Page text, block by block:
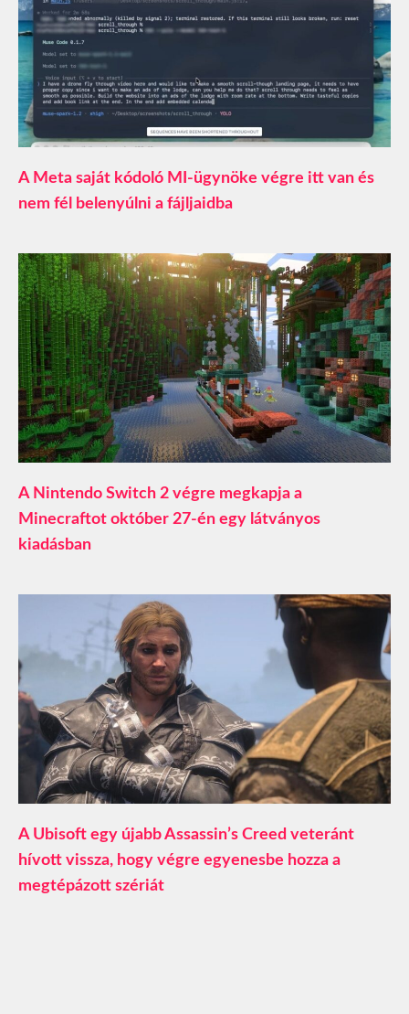
A Meta saját kódoló MI-ügynöke végre itt van és
nem fél belenyúlni a fájljaidba
A Nintendo Switch 2 végre megkapja a
Minecraftot október 27-én egy látványos
kiadásban
A Ubisoft egy újabb Assassin’s Creed veteránt
hívott vissza, hogy végre egyenesbe hozza a
megtépázott szériát